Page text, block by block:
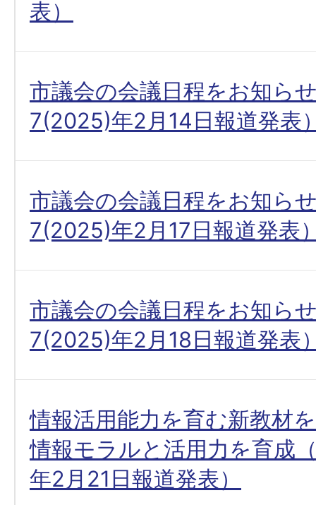
表）
市議会の会議日程をお知ら
7(2025)年2月14日報道発表
市議会の会議日程をお知ら
7(2025)年2月17日報道発表
市議会の会議日程をお知ら
7(2025)年2月18日報道発表
情報活用能力を育む新教材
情報モラルと活用力を育成
年2月21日報道発表）